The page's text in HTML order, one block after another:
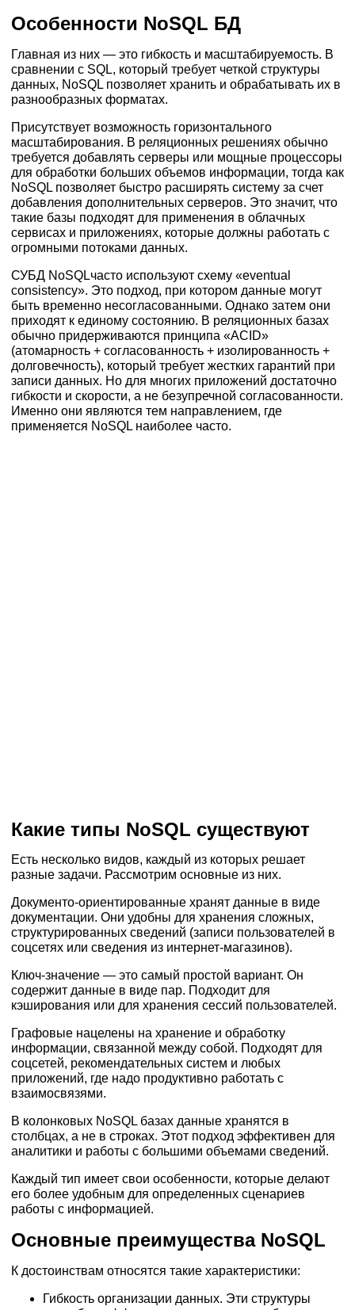
Особенности NoSQL БД
Главная из них — это гибкость и масштабируемость. В
сравнении с SQL, который требует четкой структуры
данных, NoSQL позволяет хранить и обрабатывать их в
разнообразных форматах.
Присутствует возможность горизонтального
масштабирования. В реляционных решениях обычно
требуется добавлять серверы или мощные процессоры
для обработки больших объемов информации, тогда как
NoSQL позволяет быстро расширять систему за счет
добавления дополнительных серверов. Это значит, что
такие базы подходят для применения в облачных
сервисах и приложениях, которые должны работать с
огромными потоками данных.
СУБД NoSQLчасто используют схему «eventual
consistency». Это подход, при котором данные могут
быть временно несогласованными. Однако затем они
приходят к единому состоянию. В реляционных базах
обычно придерживаются принципа «ACID»
(атомарность + согласованность + изолированность +
долговечность), который требует жестких гарантий при
записи данных. Но для многих приложений достаточно
гибкости и скорости, а не безупречной согласованности.
Именно они являются тем направлением, где
применяется NoSQL наиболее часто.
Какие типы NoSQL существуют
Есть несколько видов, каждый из которых решает
разные задачи. Рассмотрим основные из них.
Документо-ориентированные хранят данные в виде
документации. Они удобны для хранения сложных,
структурированных сведений (записи пользователей в
соцсетях или сведения из интернет-магазинов).
Ключ-значение — это самый простой вариант. Он
содержит данные в виде пар. Подходит для
кэширования или для хранения сессий пользователей.
Графовые нацелены на хранение и обработку
информации, связанной между собой. Подходят для
соцсетей, рекомендательных систем и любых
приложений, где надо продуктивно работать с
взаимосвязями.
В колонковых NoSQL базах данные хранятся в
столбцах, а не в строках. Этот подход эффективен для
аналитики и работы с большими объемами сведений.
Каждый тип имеет свои особенности, которые делают
его более удобным для определенных сценариев
работы с информацией.
Основные преимущества NoSQL
К достоинствам относятся такие характеристики:
Гибкость организации данных. Эти структуры